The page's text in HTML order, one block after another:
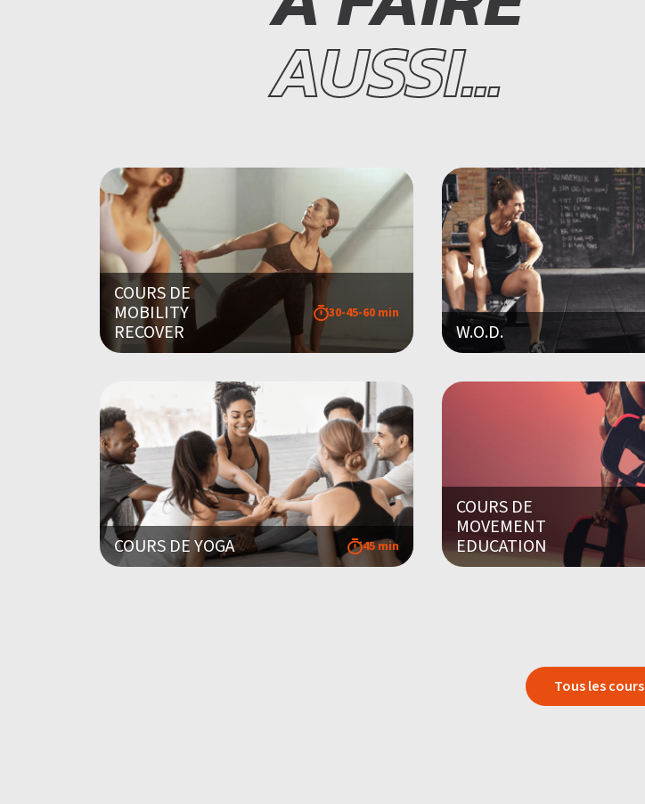
COACHING PERSONNALISÉ
AUSSI...
COURS DE
MOBILITY
RECOVER
30-45-60 min
W.O.D.
COURS DE YOGA 45 min
COURS DE
MOVEMENT
EDUCATION
Tous les cours